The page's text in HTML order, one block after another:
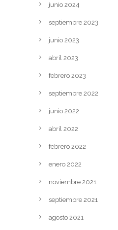
junio 2024
septiembre 2023
junio 2023
abril 2023
febrero 2023
septiembre 2022
junio 2022
abril 2022
febrero 2022
enero 2022
noviembre 2021
septiembre 2021
agosto 2021